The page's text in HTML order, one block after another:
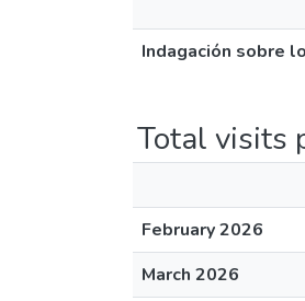
Indagación sobre
Total visits
February 2026
March 2026